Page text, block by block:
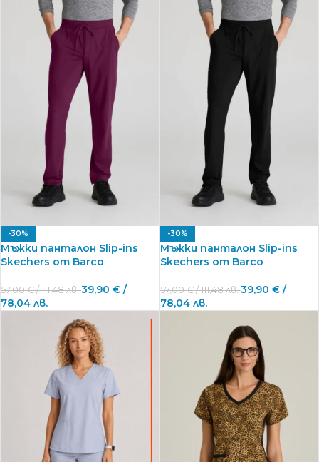
-30%
Мъжки панталон Slip-ins
Skechers от Barco
57,00€/ 111,48 лв.39,90 € /
78,04 лв.
-30%
Мъжки панталон Slip-ins
Skechers от Barco
57,00€/ 111,48 лв.39,90 €/
78,04 лв.